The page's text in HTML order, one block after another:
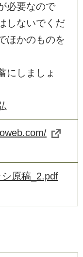
必要なので
しないでくだ
ほかのものを
にしましょ
原稿_2.pdf